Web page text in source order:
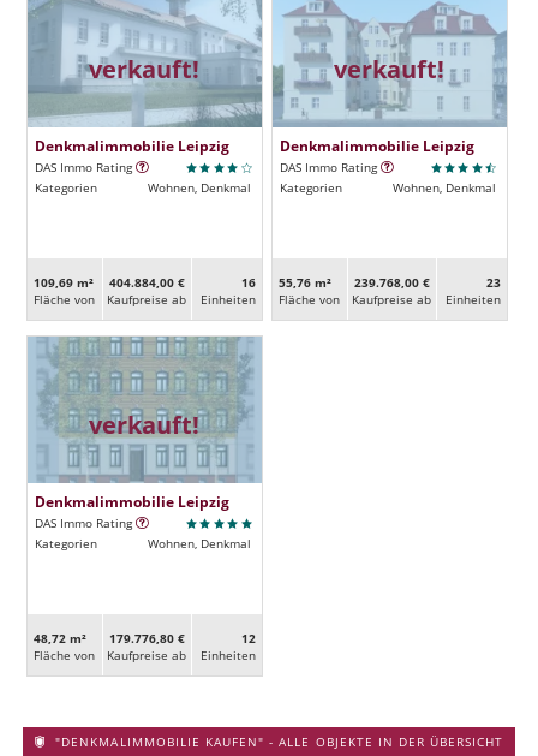
verkauft!
Denkmalimmobilie Leipzig
DAS Immo Rating
Kategorien
Wohnen, Denkmal
109,69 m²
Fläche von
404.884,00 €
Kaufpreise ab
16
Ein­heiten
verkauft!
Denkmalimmobilie Leipzig
DAS Immo Rating
Kategorien
Wohnen, Denkmal
55,76 m²
Fläche von
239.768,00 €
Kaufpreise ab
23
Ein­heiten
verkauft!
Denkmalimmobilie Leipzig
DAS Immo Rating
Kategorien
Wohnen, Denkmal
48,72 m²
Fläche von
179.776,80 €
Kaufpreise ab
12
Ein­heiten
"DENKMALIMMOBILIE KAUFEN" - ALLE OBJEKTE IN DER ÜBERSICHT